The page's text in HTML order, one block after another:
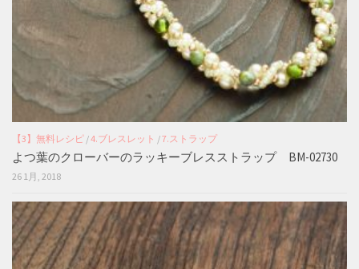
【3】無料レシピ /4.ブレスレット /7.ストラップ
よつ葉のクローバーのラッキーブレスストラップ BM-02730
26 1月, 2018